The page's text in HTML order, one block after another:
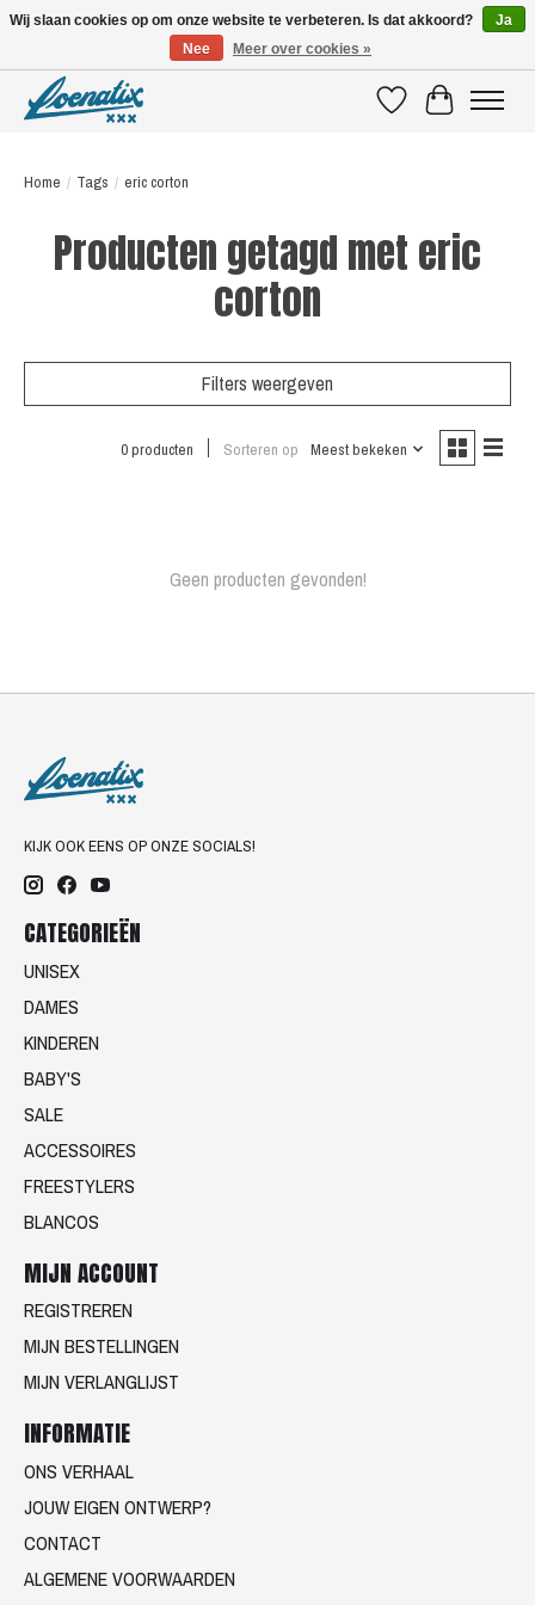
VerlanglijstWinkelwagen
Home / Tags / eric corton
Producten getagd met eric
corton
Filters weergeven
0 producten Sorteren op Meest bekeken
Geen producten gevonden!
KIJK OOK EENS OP ONZE SOCIALS!
CATEGORIEËN
UNISEX
DAMES
KINDEREN
BABY'S
SALE
ACCESSOIRES
FREESTYLERS
BLANCOS
MIJN ACCOUNT
REGISTREREN
MIJN BESTELLINGEN
MIJN VERLANGLIJST
INFORMATIE
ONS VERHAAL
JOUW EIGEN ONTWERP?
CONTACT
ALGEMENE VOORWAARDEN
Wij slaan cookies op om onze website te verbeteren. Is dat akkoord?
Ja
Nee
Meer over cookies »